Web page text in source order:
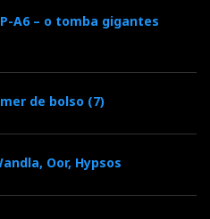
A6 – o tomba gigantes
de bolso (7)
Oor, Hypsos